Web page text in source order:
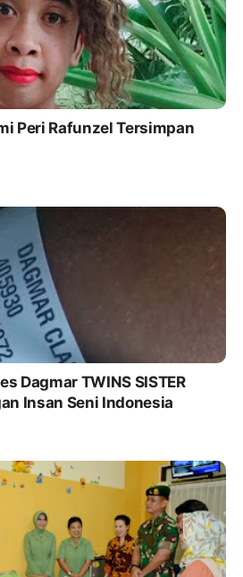
Peri Rafunzel Tersimpan
Dagmar TWINS SISTER
Insan Seni Indonesia